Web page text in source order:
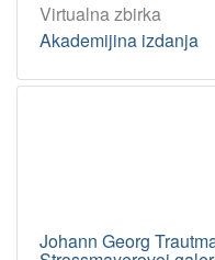
Virtualna zbirka
Akademijina izdanja
Johann Georg